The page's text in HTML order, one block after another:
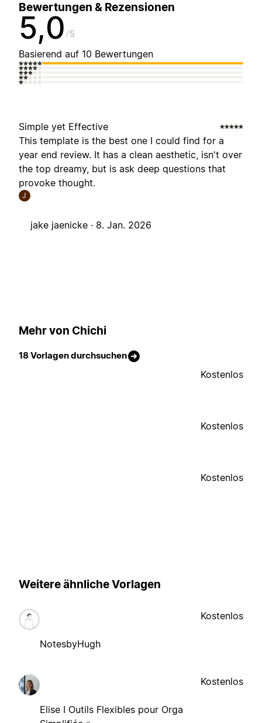
Bewertungen & Rezensionen
5,0 5
Basierend auf 10 Bewertungen
Simple yet Effective
This template is the best one I could find for a
year end review. It has a clean aesthetic, isn't over
the top dreamy, but is ask deep questions that
provoke thought.
J
jake jaenicke · 8. Jan. 2026
Mehr von Chichi
18 Vorlagen durchsuchen
Kostenlos
Kostenlos
Kostenlos
Weitere ähnliche Vorlagen
NotesbyHugh
Kostenlos
Elise I Outils Flexibles pour Orga
Kostenlos